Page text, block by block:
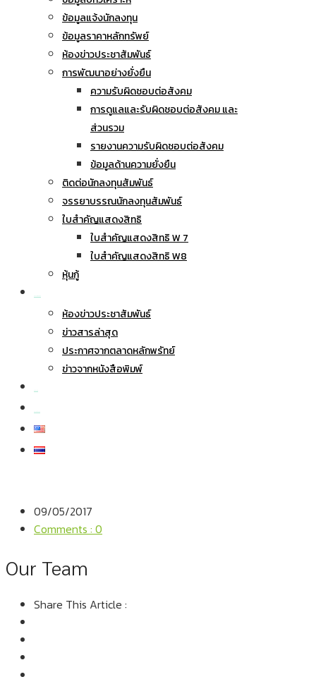
ข้อมูลแจ้งนักลงทุน
ข้อมูลราคาหลักทรัพย์
ห้องข่าวประชาสัมพันธ์
การพัฒนาอย่างยั่งยืน
ความรับผิดชอบต่อสังคม
การดูแลและรับผิดชอบต่อสังคม และ
ส่วนรวม
รายงานความรับผิดชอบต่อสังคม
ข้อมูลด้านความยั่งยืน
ติดต่อนักลงทุนสัมพันธ์
จรรยาบรรณนักลงทุนสัมพันธ์
ใบสำคัญแสดงสิทธิ
ใบสำคัญแสดงสิทธิ W 7
ใบสำคัญแสดงสิทธิ W8
หุ้นกู้
ห้องข่าวประชาสัมพันธ์
ข่าวสารล่าสุด
ประกาศจากตลาดหลักพรัทย์
ข่าวจากหนังสือพิมพ์
09/05/2017
Comments : 0
Our Team
Share This Article :